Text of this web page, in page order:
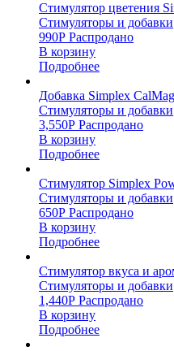
Стимулятор цветения
Стимуляторы и добавки
990Р Распродано
В корзину
Подробнее
Добавка Simplex
Стимуляторы и добавки
3,550Р Распродано
В корзину
Подробнее
Стимулятор Simplex
Стимуляторы и добавки
650Р Распродано
В корзину
Подробнее
Стимулятор вкуса и
Стимуляторы и добавки
1,440Р Распродано
В корзину
Подробнее